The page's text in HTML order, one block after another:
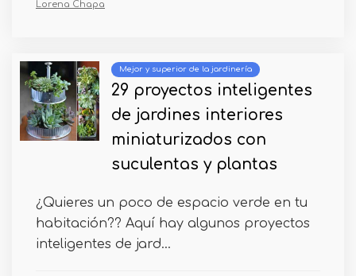
Lorena Chapa
Mejor y superior de la jardinería
29 proyectos inteligentes
de jardines interiores
miniaturizados con
suculentas y plantas
¿Quieres un poco de espacio verde en tu
habitación?? Aquí hay algunos proyectos
inteligentes de jard...